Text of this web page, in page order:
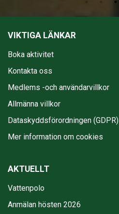
VIKTIGA LÄNKAR
Boka aktivitet
Kontakta oss
Medlems -och användarvillkor
Allmänna villkor
Dataskyddsförordningen (GDPR)
Mer information om cookies
AKTUELLT
Vattenpolo
Anmälan hösten 2026